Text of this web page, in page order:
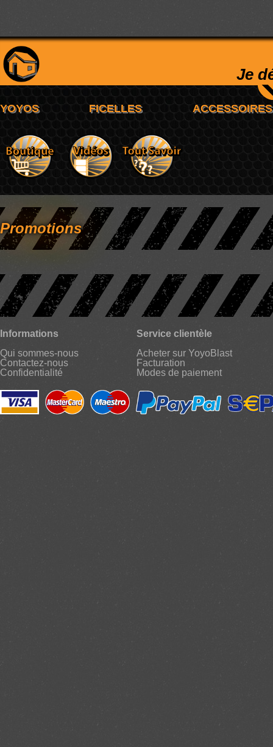
Je
Promotions
Informations
Qui sommes-nous
Contactez-nous
Confidentialité
Service clientèle
Acheter sur YoyoBlast
Facturation
Modes de paiement